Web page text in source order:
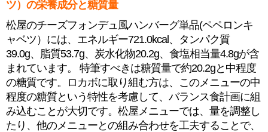
ツ）の栄養成分と糖質量
松屋のチーズフォンデュ風ハンバーグ単品(ペペロンキ
ャベツ）には、エネルギー721.0kcal、タンパク質
39.0g、脂質53.7g、炭水化物20.2g、食塩相当量4.8gが含
まれています。 特筆すべきは糖質量で約20.2gと中程度
の糖質です。ロカボに取り組む方は、このメニューの中
程度の糖質という特性を考慮して、バランス食計画に組
み込むことが大切です。松屋メニューでは、量を調整し
たり、他のメニューとの組み合わせを工夫することで、